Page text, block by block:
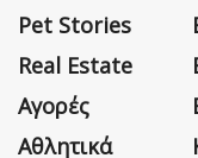
Pet Stories
Real Estate
Αγορές
Αθλητικά